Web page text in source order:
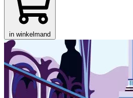
in winkelmand